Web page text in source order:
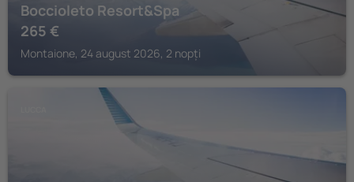
Boccioleto Resort&Spa
265 €
Montaione, 24 august 2026, 2 nopți